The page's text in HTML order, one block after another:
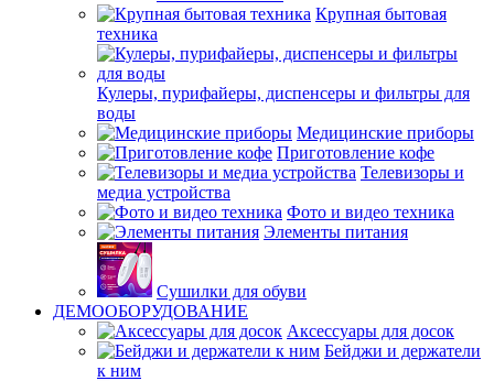
Крупная бытовая
техника
Кулеры, пурифайеры, диспенсеры и фильтры для
воды
Медицинские приборы
Приготовление кофе
Телевизоры и
медиа устройства
Фото и видео техника
Элементы питания
Сушилки для обуви
ДЕМООБОРУДОВАНИЕ
Аксессуары для досок
Бейджи и держатели
к ним